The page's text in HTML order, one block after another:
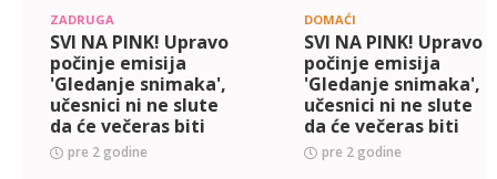
ZADRUGA
SVI NA PINK! Upravo
počinje emisija
'Gledanje snimaka',
učesnici ni ne slute
da će večeras biti
RASKRINKANI DO
KOSKE!
pre 2 godine
DOMAĆI
SVI NA PINK! Upravo
počinje emisija
'Gledanje snimaka',
učesnici ni ne slute
da će večeras biti
RASKRINKANI DO
KOSKE!
pre 2 godine